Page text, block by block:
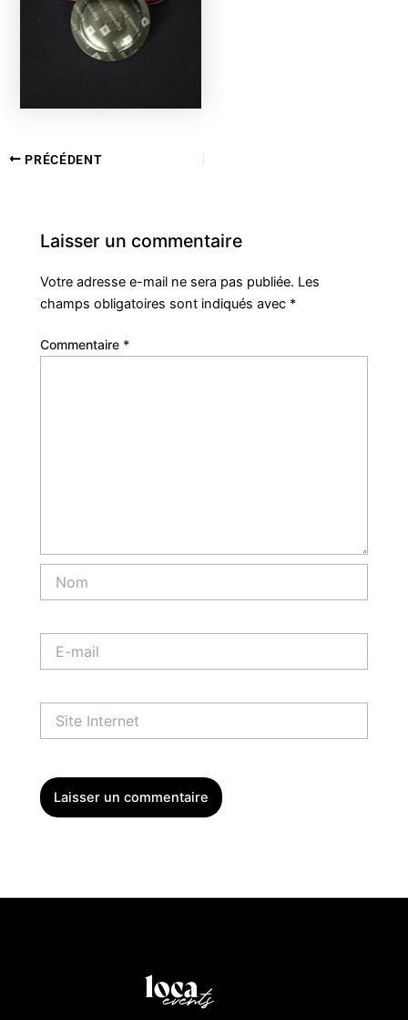
PRÉCÉDENT
Laisser un commentaire
Votre adresse e-mail ne sera pas publiée. Les
champs obligatoires sont indiqués avec *
Commentaire *
mail
Internet